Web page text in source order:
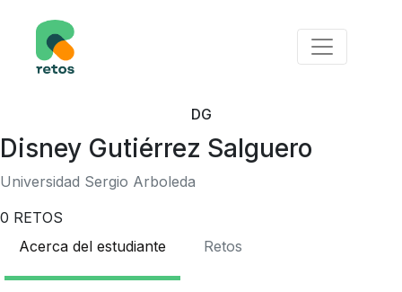
DG
Disney Gutiérrez Salguero
Universidad Sergio Arboleda
0 RETOS
Acerca del estudiante
Retos